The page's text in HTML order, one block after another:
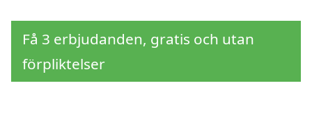
Få 3 erbjudanden, gratis och utan
förpliktelser